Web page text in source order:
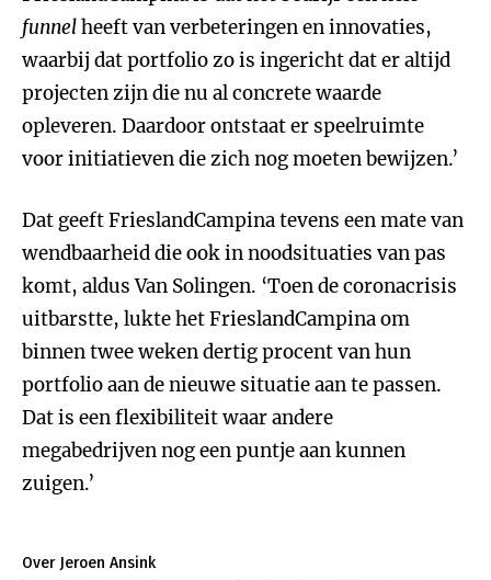
funnelheeft van verbeteringen en innovaties,
waarbij dat portfolio zo is ingericht dat er altijd
projecten zijn die nu al concrete waarde
opleveren. Daardoor ontstaat er speelruimte
voor initiatieven die zich nog moeten bewijzen.’
Dat geeft FrieslandCampina tevens een mate van
wendbaarheid die ook in noodsituaties van pas
komt, aldus Van Solingen. ‘Toen de coronacrisis
uitbarstte, lukte het FrieslandCampina om
binnen twee weken dertig procent van hun
portfolio aan de nieuwe situatie aan te passen.
Dat is een flexibiliteit waar andere
megabedrijven nog een puntje aan kunnen
zuigen.’
Over Jeroen Ansink